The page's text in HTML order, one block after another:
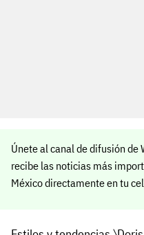
Únete al canal de difusión de
recibe las noticias más
México directamente en tu